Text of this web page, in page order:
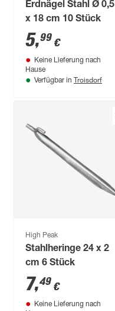
Erdnägel Stahl Ø 0,5
x 18 cm 10 Stück
5,99 €
Keine Lieferung nach
Hause
Verfügbar in Troisdorf
High Peak
Stahlheringe 24 x 2
cm 6 Stück
7,49 €
Keine Lieferung nach